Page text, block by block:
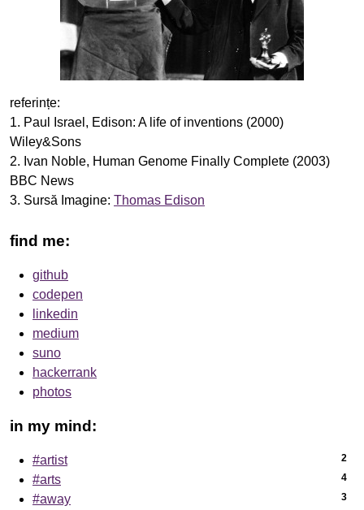
referințe:
1. Paul Israel, Edison: A life of inventions (2000)
Wiley&Sons
2. Ivan Noble, Human Genome Finally Complete (2003)
BBC News
3. Sursă Imagine: Thomas Edison
find me:
github
codepen
linkedin
medium
suno
hackerrank
photos
in my mind:
#artist 2
#arts 4
#away 3